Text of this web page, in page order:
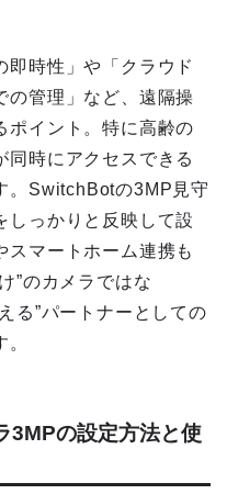
即時性」や「クラウド
の管理」など、遠隔操
ポイント。特に高齢の
同時にアクセスできる
。SwitchBotの3MP見守
しっかりと反映して設
スマートホーム連携も
”のカメラではな
る”パートナーとしての
の設定方法と使